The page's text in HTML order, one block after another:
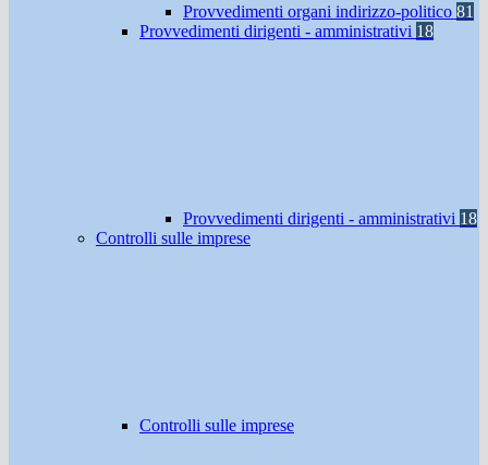
Provvedimenti organi indirizzo-politico 81
Provvedimenti dirigenti - amministrativi 18
Provvedimenti dirigenti - amministrativi 18
Controlli sulle imprese
Controlli sulle imprese